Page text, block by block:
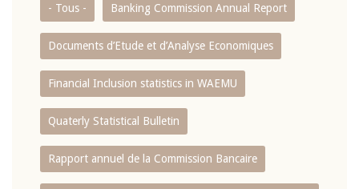
- Tous - Banking Commission Annual Report
Documents d’Etude et d’Analyse Economiques
Financial Inclusion statistics in WAEMU
Quaterly Statistical Bulletin
Rapport annuel de la Commission Bancaire